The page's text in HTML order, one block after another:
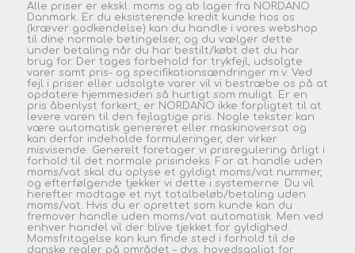
Alle priser er ekskl. moms og ab lager fra NORDANO
Danmark. Er du eksisterende kredit kunde hos os
(kræver godkendelse) kan du handle i vores webshop
til dine normale betingelser, og du vælger dette
under betaling når du har bestilt/købt det du har
brug for. Der tages forbehold for trykfejl, udsolgte
varer samt pris- og specifikationsændringer m.v. Ved
fejl i priser eller udsolgte varer vil vi bestræbe os på at
opdatere hjemmesiden så hurtigt som muligt. Er en
pris åbenlyst forkert, er NORDANO ikke forpligtet til at
levere varen til den fejlagtige pris. Nogle tekster kan
være automatisk genereret eller maskinoversat og
kan derfor indeholde formuleringer, der virker
misvisende. Generelt foretager vi prisregulering årligt i
forhold til det normale prisindeks. For at handle uden
moms/vat skal du oplyse et gyldigt moms/vat nummer,
og efterfølgende tjekker vi dette i systemerne. Du vil
herefter modtage et nyt totalbeløb/betaling uden
moms/vat. Hvis du er oprettet som kunde kan du
fremover handle uden moms/vat automatisk. Men ved
enhver handel vil der blive tjekket for gyldighed.
Momsfritagelse kan kun finde sted i forhold til de
danske regler på området – dvs. hovedsagligt for